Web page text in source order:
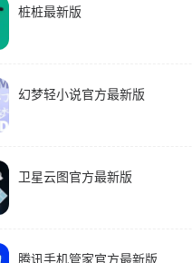
桩桩最新版
幻梦轻小说官方最新版
卫星云图官方最新版
腾讯手机管家官方最新版